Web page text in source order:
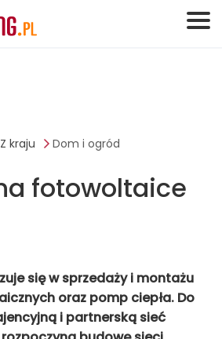
Z kraju Dom i ogród
fotowoltaice
się w sprzedaży i montażu
oraz pomp ciepła. Do
i partnerską sieć